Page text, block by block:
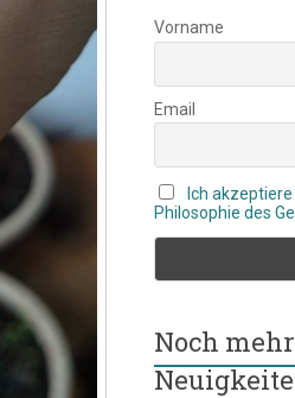
Vorname
Email
Ich
Philosophie des
Noch